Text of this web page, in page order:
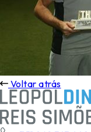
Voltar atrás